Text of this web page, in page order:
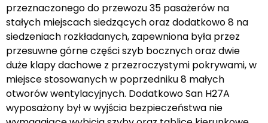
przeznaczonego do przewozu 35 pasażerów na
stałych miejscach siedzących oraz dodatkowo 8 na
siedzeniach rozkładanych, zapewniona była przez
przesuwne górne części szyb bocznych oraz dwie
duże klapy dachowe z przezroczystymi pokrywami, w
miejsce stosowanych w poprzedniku 8 małych
otworów wentylacyjnych. Dodatkowo San H27A
wyposażony był w wyjścia bezpieczeństwa nie